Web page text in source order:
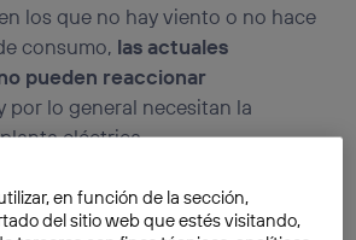
los que no hay viento o no hace
consumo, las actuales
pueden reaccionar
por lo general necesitan la
eléctrica.
en función de la sección,
del sitio web que estés visitando,